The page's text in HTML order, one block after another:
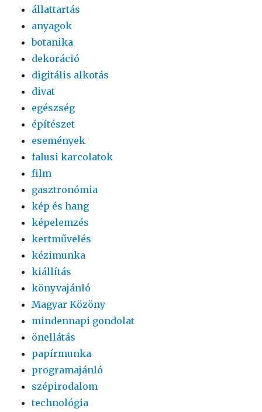
állattartás
anyagok
botanika
dekoráció
digitális alkotás
divat
egészség
építészet
események
falusi karcolatok
film
gasztronómia
kép és hang
képelemzés
kertművelés
kézimunka
kiállítás
könyvajánló
Magyar Közöny
mindennapi gondolat
önellátás
papírmunka
programajánló
szépirodalom
technológia